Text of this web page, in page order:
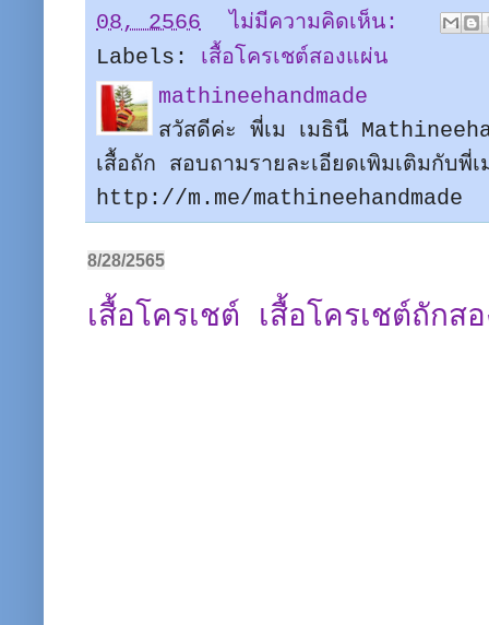
08, 2566
ไม่มีความคิดเห็น:
Labels: เสื้อโครเชต์สองแผ่น
mathineehandmade
สวัสดีค่ะ พี่เม เมธินี
เสื้อถัก สอบถามรายละเอียดเพิมเติมกับ
http://m.me/mathineehandmade
8/28/2565
เสื้อโครเชต์ เสื้อโครเชต์ถักส